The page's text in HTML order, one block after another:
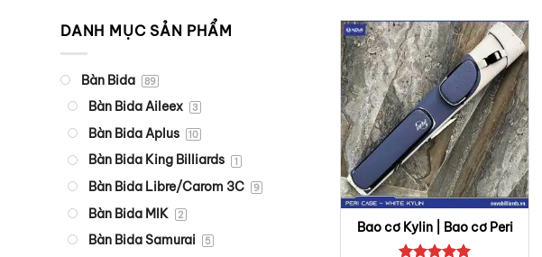
DANH MỤC SẢN PHẨM
Bàn Bida 89
Bàn Bida Aileex 3
Bàn Bida Aplus 10
Bàn Bida King Billiards 1
Bàn Bida Libre/Carom 3C 9
Bàn Bida MIK 2
Bàn Bida Samurai 5
Bao cơ Kylin | Bao cơ Peri